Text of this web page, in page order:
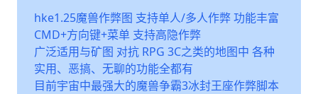
hke1.25魔兽作弊图 支持单人/多人作弊 功能丰富
CMD+方向键+菜单 支持高隐作弊
广泛适用与矿图 对抗 RPG 3C之类的地图中 各种
实用、恶搞、无聊的功能全都有
目前宇宙中最强大的魔兽争霸3冰封王座作弊脚本